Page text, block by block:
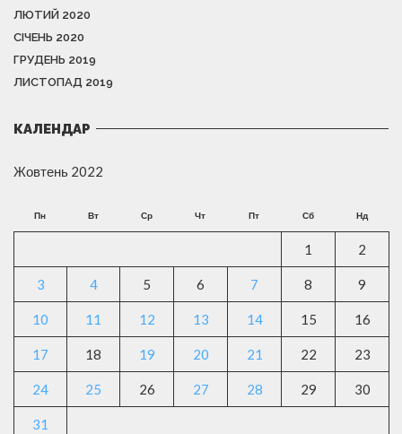
ЛЮТИЙ 2020
СІЧЕНЬ 2020
ГРУДЕНЬ 2019
ЛИСТОПАД 2019
КАЛЕНДАР
Жовтень 2022
Пн Вт Ср Чт Пт Сб Нд
1 2
3 4 5 6 7 8 9
10 11 12 13 14 15 16
17 18 19 20 21 22 23
24 25 26 27 28 29 30
31